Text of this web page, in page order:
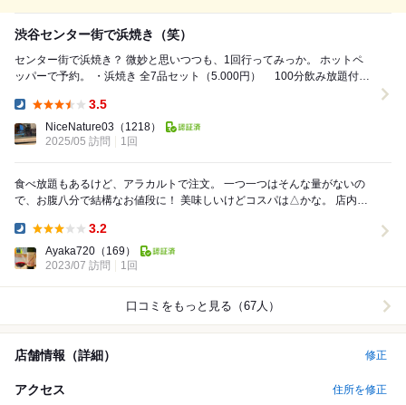
渋谷センター街で浜焼き（笑）
センター街で浜焼き？ 微妙と思いつつも、1回行ってみっか。 ホットペ
ッパーで予約。 ・浜焼き 全7品セット（5.000円） 100分飲み放題付き
3.5
NiceNature03 （1218）
2025/05 訪問
1回
食べ放題もあるけど、アラカルトで注文。 一つ一つはそんな量がないの
で、お腹八分で結構なお値段に！ 美味しいけどコスパは△かな。 店内は
3.2
Ayaka720 （169）
2023/07 訪問
1回
口コミをもっと見る（67人）
店舗情報（詳細） 修正
アクセス 住所を修正